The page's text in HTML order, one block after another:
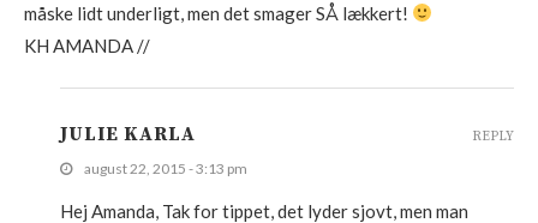
måske lidt underligt, men det smager SÅ lækkert!
KH AMANDA //
JULIE KARLA
august 22, 2015 - 3:13 pm
Hej Amanda, Tak for tippet, det lyder sjovt, men man
REPLY